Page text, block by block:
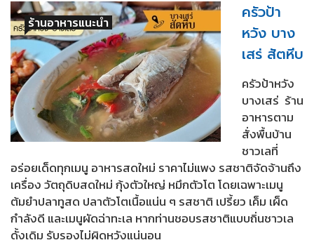
ร้านอาหารแนะนำ
ครัวป้า
หวัง บาง
เสร่ สัตหีบ
ครัวป้าหวัง
บางเสร่ ร้าน
อาหารตาม
สั่งพื้นบ้าน
ชาวเลที่
อร่อยเด็ดทุกเมนู อาหารสดใหม่ ราคาไม่แพง รสชาติจัดจ้านถึง
เครื่อง วัตถุดิบสดใหม่ กุ้งตัวใหญ่ หมึกตัวโต โดยเฉพาะเมนู
ต้มยำปลาทูสด ปลาตัวโตเนื้อแน่น ๆ รสชาติ เปรี้ยว เค็ม เผ็ด
กำลังดี และเมนูผัดฉ่าทะเล หากท่านชอบรสชาติแบบถิ่นชาวเล
ดั้งเดิม รับรองไม่ผิดหวังแน่นอน